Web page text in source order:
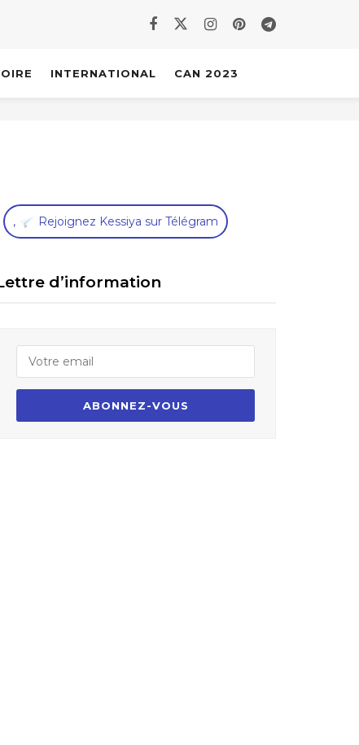
INTERNATIONAL CAN 2023
, Rejoignez Kessiya sur Télégram
d’information